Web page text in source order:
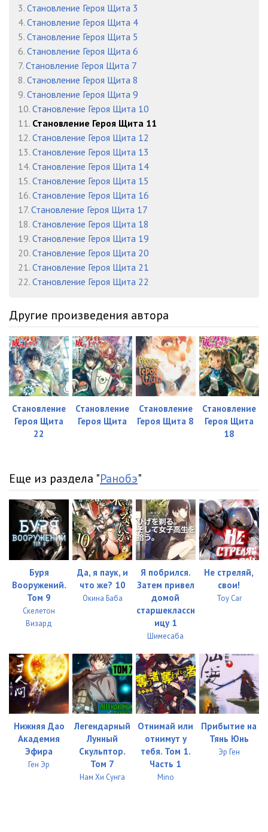
22 Герой Щита v11 - Глава 13 02
23 Герой Щита v11 - Глава 14 01
24 Герой Щита v11 - Глава 14 02
25 Герой Щита v11 - Глава 15 01
26 Герой Щита v11 - Глава 15 02
27 Герой Щита v11 - Глава 15 03
28 Герой Щита v11 - Глава 16 01
29 Герой Щита v11 - Глава 16 02
30 Герой Щита v11 - Глава 17 01
31 Герой Щита v11 - Глава 17 02
32 Герой Щита v11 - Глава 18 01
33 Герой Щита v11 - Глава 18 02
35 Герой Щита v11 - Эпилог 12:27
36 Герой Щита v11 - Послесловие автора 13:02
3. Становление Героя Щита 3
4. Становление Героя Щита 4
5. Становление Героя Щита 5
6. Становление Героя Щита 6
7. Становление Героя Щита 7
8. Становление Героя Щита 8
9. Становление Героя Щита 9
10. Становление Героя Щита 10
11. Становление Героя Щита 11
12. Становление Героя Щита 12
13. Становление Героя Щита 13
14. Становление Героя Щита 14
15. Становление Героя Щита 15
16. Становление Героя Щита 16
17. Становление Героя Щита 17
18. Становление Героя Щита 18
19. Становление Героя Щита 19
20. Становление Героя Щита 20
21. Становление Героя Щита 21
22. Становление Героя Щита 22
Другие произведения автора
Становление
Героя Щита
22
Становление
Героя Щита
Становление
Героя Щита 8
Становление
Героя Щита
18
Еще из раздела "Ранобэ"
Буря
Вооружений.
Том 9
Скелетон
Визард
Да, я паук, и
что же? 10
Окина Баба
Я побрился.
Затем привел
домой
старшеклассн
ицу 1
Шимесаба
Не стреляй,
свои!
Toy Car
Нижняя Дао
Академия
Эфира
Ген Эр
Легендарный
Лунный
Скульптор.
Том 7
Нам Хи Сунга
Отнимай или
отнимут у
тебя. Том 1.
Часть 1
Mino
Прибытие на
Тянь Юнь
Эр Ген